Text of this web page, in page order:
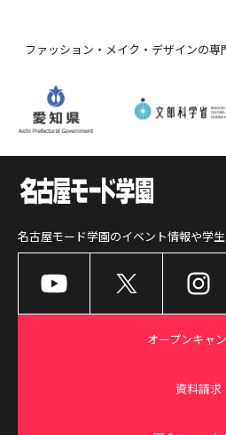
ファッション・メイク・デザインの
名古屋モード学園のイベント情報や学
オープンキャ
資料請求